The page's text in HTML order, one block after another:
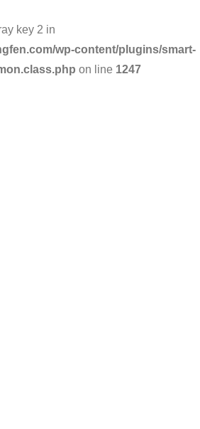
key 2 in
wp-content/plugins/smart-
on line 1247